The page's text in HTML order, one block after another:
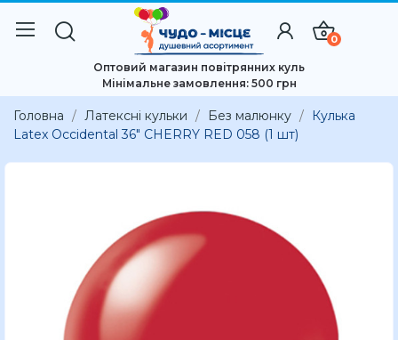
0
Оптовий магазин повітрянних куль
Мінімальне замовлення: 500 грн
Головна Латексні кульки Без малюнку
Кулька
Latex Occidental 36" CHERRY RED 058 (1 шт)